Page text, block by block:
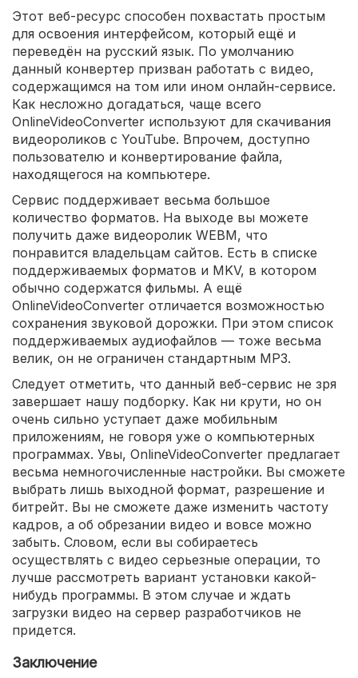
Этот веб-ресурс способен похвастать простым
для освоения интерфейсом, который ещё и
переведён на русский язык. По умолчанию
данный конвертер призван работать с видео,
содержащимся на том или ином онлайн-сервисе.
Как несложно догадаться, чаще всего
OnlineVideoConverter используют для скачивания
видеороликов с YouTube. Впрочем, доступно
пользователю и конвертирование файла,
находящегося на компьютере.
Сервис поддерживает весьма большое
количество форматов. На выходе вы можете
получить даже видеоролик WEBM, что
понравится владельцам сайтов. Есть в списке
поддерживаемых форматов и MKV, в котором
обычно содержатся фильмы. А ещё
OnlineVideoConverter отличается возможностью
сохранения звуковой дорожки. При этом список
поддерживаемых аудиофайлов — тоже весьма
велик, он не ограничен стандартным MP3.
Следует отметить, что данный веб-сервис не зря
завершает нашу подборку. Как ни крути, но он
очень сильно уступает даже мобильным
приложениям, не говоря уже о компьютерных
программах. Увы, OnlineVideoConverter предлагает
весьма немногочисленные настройки. Вы сможете
выбрать лишь выходной формат, разрешение и
битрейт. Вы не сможете даже изменить частоту
кадров, а об обрезании видео и вовсе можно
забыть. Словом, если вы собираетесь
осуществлять с видео серьезные операции, то
лучше рассмотреть вариант установки какой-
нибудь программы. В этом случае и ждать
загрузки видео на сервер разработчиков не
придется.
Заключение